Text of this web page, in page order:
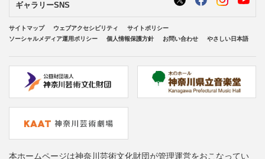
ギャラリーSNS
サイトマップ ウェブアクセシビリティ
サイトポリシー
ソーシャルメディア運用ポリシー
個人情報保護方針 お問い合わせ やさしい日本語
本ホームページは神奈川芸術文化財団が管理運営をおこなってい